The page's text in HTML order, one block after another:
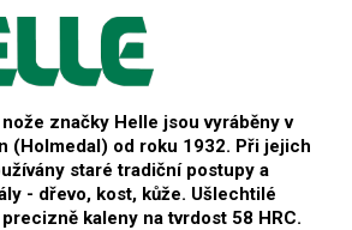
značky Helle jsou vyráběny v
(Holmedal) od roku 1932. Při jejich
staré tradiční postupy a
- dřevo, kost, kůže. Ušlechtilé
kaleny na tvrdost 58 HRC.